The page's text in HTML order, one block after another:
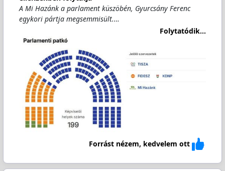
A Mi Hazánk a parlament küszöbén, Gyurcsány Ferenc
egykori pártja megsemmisült.…
Folytatódik...
Forrást nézem, kedvelem ott